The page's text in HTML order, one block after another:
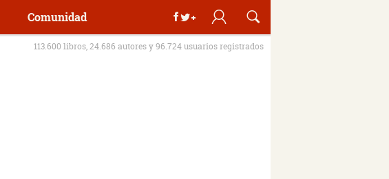
Comunidad
113.600 libros, 24.686 autores y 96.724 usuarios registrados